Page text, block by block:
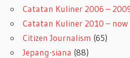
Catatan Kuliner 2006 –
Catatan Kuliner 2010 – now
Citizen Journalism (65)
Jepang-siana (88)